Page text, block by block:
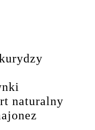
naturalny